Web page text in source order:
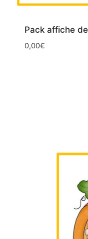
Pack affiche
0,00€